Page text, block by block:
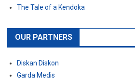
The Tale of a Kendoka
OUR PARTNERS
Diskan Diskon
Garda Medis